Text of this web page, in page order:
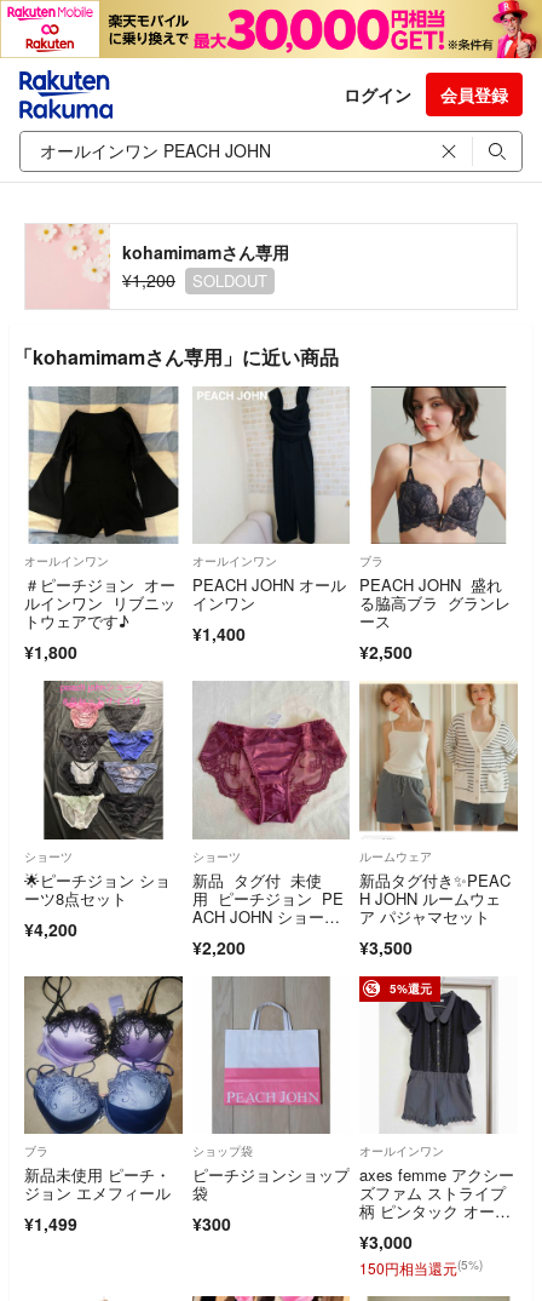
ログイン 会員登録
kohamimamさん専用
¥1,200
SOLDOUT
「kohamimamさん専用」に近い商品
オールインワン
＃ピーチジョン オー
ルインワン リブニッ
トウェアです♪
¥1,800
オールインワン
PEACH JOHN オール
インワン
¥1,400
ブラ
PEACH JOHN 盛れ
る脇高ブラ グランレ
ース
¥2,500
ショーツ
🌟ピーチジョン ショ
ーツ8点セット
¥4,200
ショーツ
新品 タグ付 未使
用 ピーチジョン PE
ACH JOHN ショー
¥2,200
ルームウェア
新品タグ付き✨PEAC
H JOHN ルームウェ
ア パジャマセット
¥3,500
ブラ
新品未使用 ピーチ・
ジョン エメフィール
¥1,499
ショップ袋
ピーチジョンショップ
袋
¥300
5%還元
オールインワン
axes femme アクシー
ズファム ストライプ
柄 ピンタック オール
サイズ
¥3,000
150円相当還元(5%)